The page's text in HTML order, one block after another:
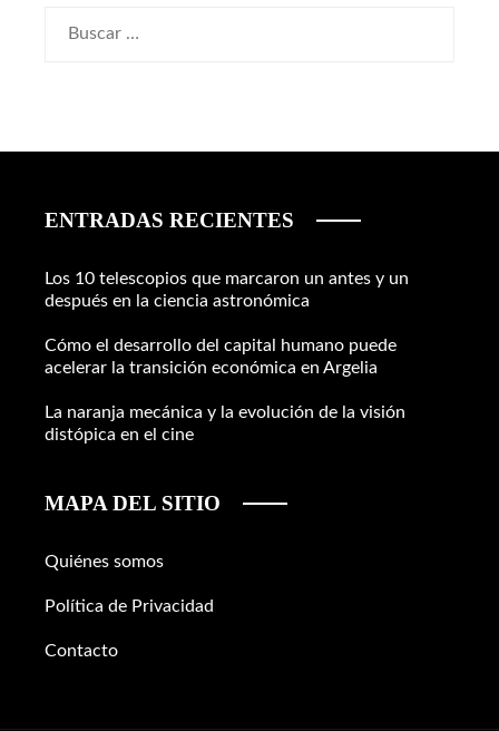
ENTRADAS RECIENTES
Los 10 telescopios que marcaron un antes y un
después en la ciencia astronómica
Cómo el desarrollo del capital humano puede
acelerar la transición económica en Argelia
La naranja mecánica y la evolución de la visión
distópica en el cine
MAPA DEL SITIO
Quiénes somos
Política de Privacidad
Contacto